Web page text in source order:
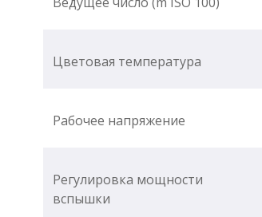
Цветовая температура
Рабочее напряжение
Регулировка мощности
вспышки